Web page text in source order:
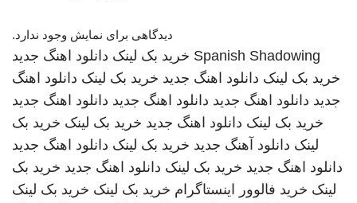
دیدگاهی برای نمایش وجود ندارد.
Spanish Shadowing خرید بک لینک دانلود اهنگ جدید
خرید بک لینک دانلود اهنگ جدید خرید بک لینک دانلود اهنگ
جدید دانلود اهنگ جدید دانلود اهنگ جدید دانلود اهنگ جدید
خرید بک لینک دانلود اهنگ جدید خرید بک لینک خرید بک
لینک دانلود آهنگ جدید خرید بک لینک دانلود اهنگ جدید
دانلود اهنگ جدید خرید بک لینک دانلود اهنگ جدید خرید بک
لینک خرید فالوور اینستاگرام خرید بک لینک خرید بک لینک